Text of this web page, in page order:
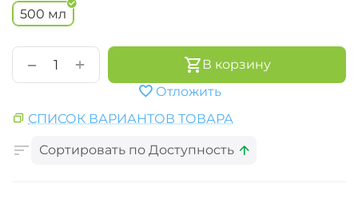
500 мл
+
−
В корзину
Отложить
СПИСОК ВАРИАНТОВ ТОВАРА
Сортировать по Доступность